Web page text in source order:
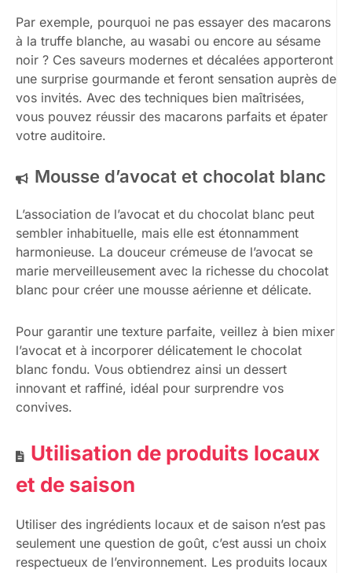
Par exemple, pourquoi ne pas essayer des macarons
à la truffe blanche, au wasabi ou encore au sésame
noir ? Ces saveurs modernes et décalées apporteront
une surprise gourmande et feront sensation auprès de
vos invités. Avec des techniques bien maîtrisées,
vous pouvez réussir des macarons parfaits et épater
votre auditoire.
Mousse d’avocat et chocolat blanc
L’association de l’avocat et du chocolat blanc peut
sembler inhabituelle, mais elle est étonnamment
harmonieuse. La douceur crémeuse de l’avocat se
marie merveilleusement avec la richesse du chocolat
blanc pour créer une mousse aérienne et délicate.
Pour garantir une texture parfaite, veillez à bien mixer
l’avocat et à incorporer délicatement le chocolat
blanc fondu. Vous obtiendrez ainsi un dessert
innovant et raffiné, idéal pour surprendre vos
convives.
Utilisation de produits locaux
et de saison
Utiliser des ingrédients locaux et de saison n’est pas
seulement une question de goût, c’est aussi un choix
respectueux de l’environnement. Les produits locaux